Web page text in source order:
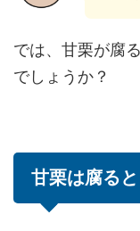
では、甘栗が腐
でしょうか？
甘栗は腐る